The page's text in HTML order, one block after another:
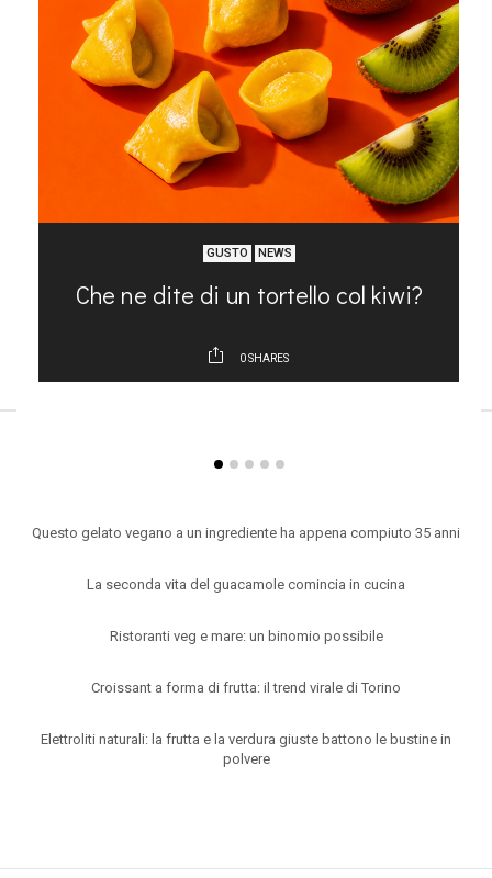
GUSTO NEWS
Che ne dite di un tortello col kiwi?
0SHARES
Questo gelato vegano a un ingrediente ha appena compiuto 35 anni
La seconda vita del guacamole comincia in cucina
Ristoranti veg e mare: un binomio possibile
Croissant a forma di frutta: il trend virale di Torino
Elettroliti naturali: la frutta e la verdura giuste battono le bustine in
polvere